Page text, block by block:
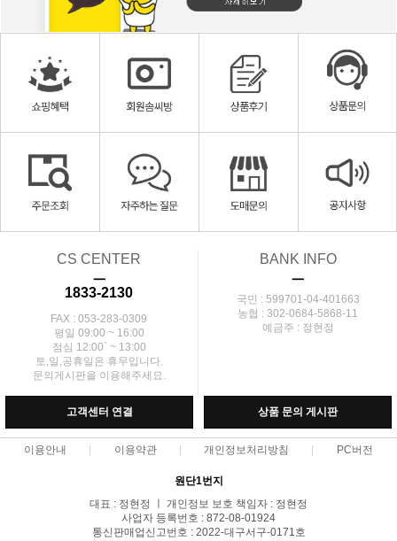
CS CENTER
ㅡ
1833-2130
FAX : 053-283-0309
평일 09:00 ~ 16:00
점심 12:00` ~ 13:00
토,일,공휴일은 휴무입니다.
문의게시판을 이용해주세요.
BANK INFO
ㅡ
국민 : 599701-04-401663
농협 : 302-0684-5868-11
예금주 : 정현정
고객센터 연결 상품 문의 게시판
이용안내 이용약관 개인정보처리방침 PC버전
원단1번지
대표 : 정현정 ㅣ 개인정보 보호 책임자 : 정현정
사업자 등록번호 : 872-08-01924
통신판매업신고번호 : 2022-대구서구-0171호